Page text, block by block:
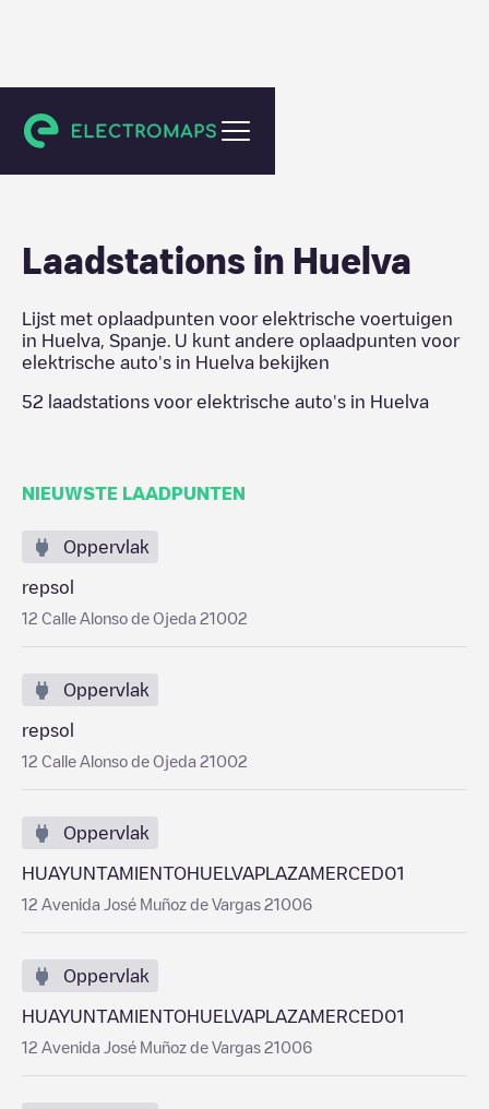
Huelva
Laadstations in Huelva
Lijst met oplaadpunten voor elektrische voertuigen
in Huelva Spanje . U kunt andere oplaadpunten voor
elektrische auto's in Huelva bekijken
52 laadstations voor elektrische auto's in Huelva
NIEUWSTE LAADPUNTEN
Oppervlak
repsol
12 Calle Alonso de Ojeda 21002
Oppervlak
repsol
12 Calle Alonso de Ojeda 21002
Oppervlak
HUAYUNTAMIENTOHUELVAPLAZAMERCED01
12 Avenida José Muñoz de Vargas 21006
Oppervlak
HUAYUNTAMIENTOHUELVAPLAZAMERCED01
12 Avenida José Muñoz de Vargas 21006